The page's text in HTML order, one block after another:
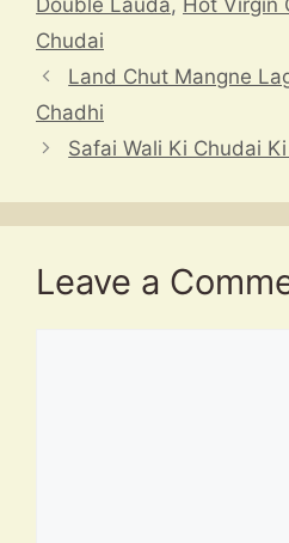
p
p
Chudai
Land Chut Mangne
Chadhi
Safai Wali Ki Chudai
Leave a